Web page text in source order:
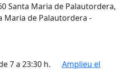
Santa Maria de Palautordera,
Maria de Palautordera -
7 a 23:30 h.
Amplieu el